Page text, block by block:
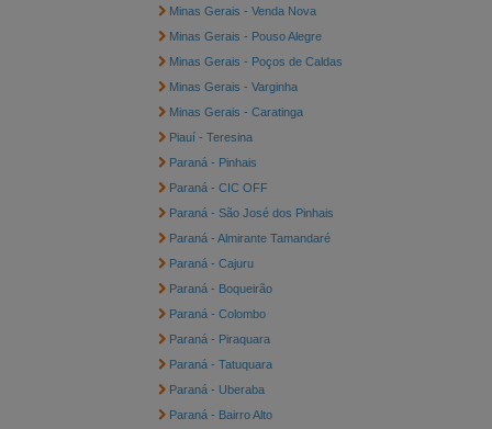
Minas Gerais - Venda Nova
Minas Gerais - Pouso Alegre
Minas Gerais - Poços de Caldas
Minas Gerais - Varginha
Minas Gerais - Caratinga
Piauí - Teresina
Paraná - Pinhais
Paraná - CIC OFF
Paraná - São José dos Pinhais
Paraná - Almirante Tamandaré
Paraná - Cajuru
Paraná - Boqueirão
Paraná - Colombo
Paraná - Piraquara
Paraná - Tatuquara
Paraná - Uberaba
Paraná - Bairro Alto